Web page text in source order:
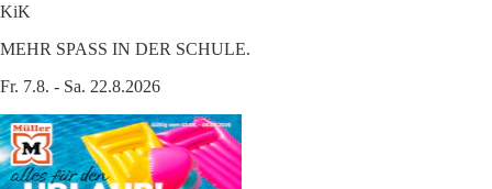
KiK
MEHR SPASS IN DER SCHULE.
Fr. 7.8. - Sa. 22.8.2026